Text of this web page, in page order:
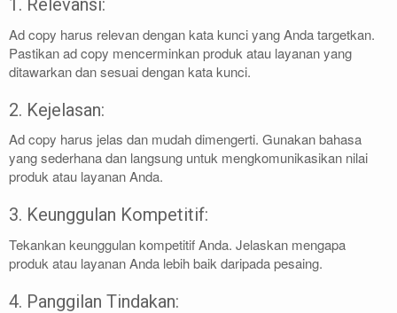
1. Relevansi:
Ad copy harus relevan dengan kata kunci yang Anda targetkan.
Pastikan ad copy mencerminkan produk atau layanan yang
ditawarkan dan sesuai dengan kata kunci.
2. Kejelasan:
Ad copy harus jelas dan mudah dimengerti. Gunakan bahasa
yang sederhana dan langsung untuk mengkomunikasikan nilai
produk atau layanan Anda.
3. Keunggulan Kompetitif:
Tekankan keunggulan kompetitif Anda. Jelaskan mengapa
produk atau layanan Anda lebih baik daripada pesaing.
4. Panggilan Tindakan: